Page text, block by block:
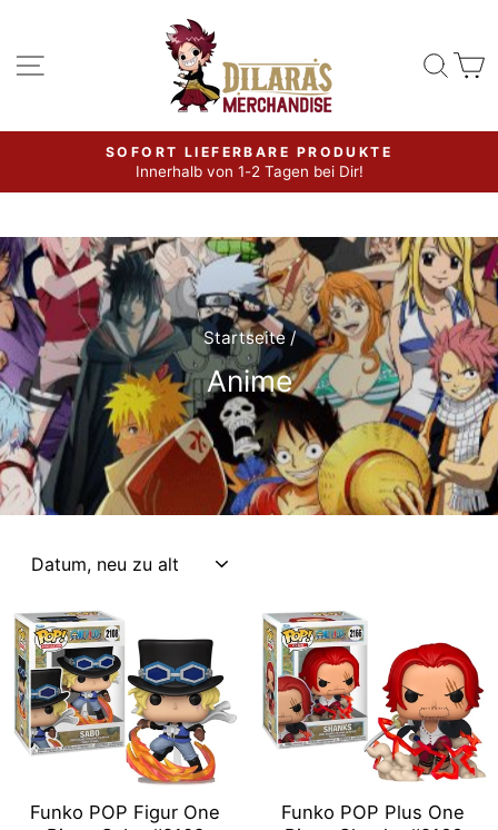
Inhalt Seitennavigation
Pause
SOFORT LIEFERBARE PRODUKTE
Innerhalb von 1-2 Tagen bei Dir!
Startseite /
Anime
Funko POP Figur One
Funko POP Plus One